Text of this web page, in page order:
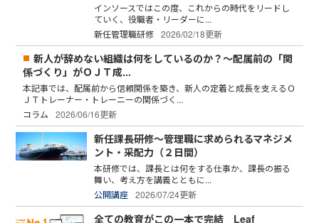
インソースではこの度、これからの時代をリードし
ていく、役職者・リーダーに...
新任管理職研修 2026/02/18更新
新人が辞めない組織は何をしているのか？～配属前の「関
係づくり」がＯＪＴ成...
本記事では、配属前から信頼関係を築き、新人の定着と成長を支えるＯ
ＪＴトレーナー・トレーニーの関係づく...
コラム
2026/06/16更新
新任課長研修～管理職に求められるマネジメ
ント・采配力（２日間）
本研修では、課長とは何をする仕事か、課長の振る
舞い、考え方を講義とともに...
公開講座 2026/07/24更新
全ての教育がこの一本で完結 Leaf